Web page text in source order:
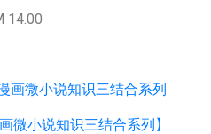
14.00
画微小说知识三结合系列
微小说知识三结合系列】